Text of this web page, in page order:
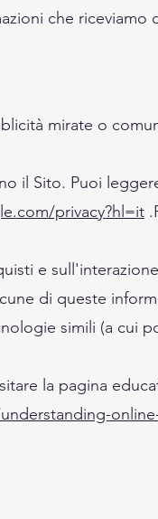
che
mirate o
il Sito. Puoi
privacy?hl=it
e
di queste
simili (a cui
la pagina